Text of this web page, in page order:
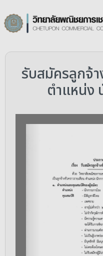
รับสมัครลูกจ้า
ตำแหน่ง